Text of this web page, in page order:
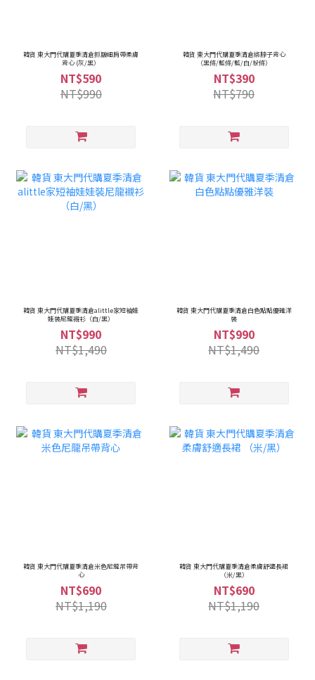
韓貨 東大門代購夏季清倉抓皺細肩帶柔膚
背心 (灰/黑）
NT$590
NT$990
韓貨 東大門代購夏季清倉綁脖子背心
（黑條/藍條/藍/白/粉條）
NT$390
NT$790
韓貨 東大門代購夏季清倉alittle家短袖娃
娃裝尼龍襯衫（白/黑）
NT$990
NT$1,490
韓貨 東大門代購夏季清倉白色點點優雅洋
裝
NT$990
NT$1,490
韓貨 東大門代購夏季清倉米色尼龍吊帶背
心
NT$690
NT$1,190
韓貨 東大門代購夏季清倉柔膚舒適長裙
（米/黑）
NT$690
NT$1,190